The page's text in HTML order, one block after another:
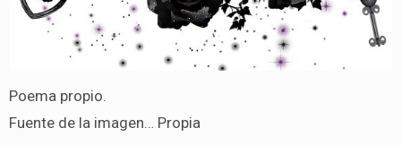
Poema propio.
Fuente de la imagen… Propia